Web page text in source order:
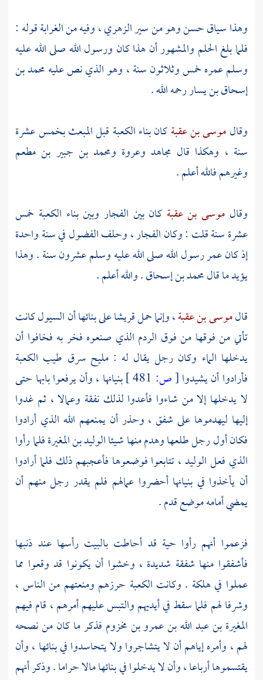
وهذا سياق حسن وهو من سيرالزهري ،وفيه من الغرابة قوله :
فلما بلغ الحلم والمشهور أن هذا كان ورسول الله صلى الله عليه
وسلم عمره خمس وثلاثون سنة ، وهو الذي نص عليهمحمد بن
إسحاق بن يساررحمه الله .
وقالموسى بن عقبةكان بناءالكعبة قبل المبعث بخمس عشرة
سنة ، وهكذا قال مجاهد وعروة ومحمد بن جبير بن مطعم
وغيرهم فالله أعلم .
وقال موسى بن عقبة كان بين الفجار وبين بناء الكعبة خمس
عشرة سنة قلت : وكان الفجار ، وحلف الفضول في سنة واحدة
إذ كان عمر رسول الله صلى الله عليه وسلم عشرون سنة . وهذا
يؤيد ما قالمحمد بن إسحاق. والله أعلم .
قالموسى بن عقبة، وإنما حملقريشاعلى بنائها أن السيول كانت
تأتي من فوقها من فوق الردم الذي صنعوه فخر به فخافوا أن
يدخلها الماء وكان رجل يقال له :مليحسرق طيب الكعبة
فأرادوا أن يشيدوا[ص:
بنيانها ، وأن يرفعوا بابها حتى
لا يدخلها إلا من شاءوا فأعدوا لذلك نفقة وعمالا ، ثم غدوا
إليها ليهدموها على شفق ، وحذر أن يمنعهم الله الذي أرادوا
فكان أول رجل طلعها وهدم منها شيئاالوليد بن المغيرةفلما رأوا
الذي فعلالوليد ،تتابعوا فوضعوها فأعجبهم ذلك فلما أرادوا
أن يأخذوا في بنيانها أحضروا عمالهم فلم يقدر رجل منهم أن
يمضي أمامه موضع قدم .
فزعموا أنهم رأوا حية قد أحاطت بالبيترأسها عند ذنبها
فأشفقوا منها شفقة شديدة ، وخشوا أن يكونوا قد وقعوا مما
عملوا في هلكة . وكانت الكعبة حرزهم ومنعتهم من الناس ،
وشرفا لهم فلما سقط في أيديهم والتبس عليهم أمرهم ، قام فيهم
المغيرة بن عبد الله بن عمرو بن مخزوم فذكر ما كان من نصحه
لهم ، وأمره إياهم أن لا يتشاجروا ولا يتحاسدوا في بنائها ، وأن
يقتسموها أرباعا ، وأن لا يدخلوا في بنائها مالا حراما . وذكر أنهم